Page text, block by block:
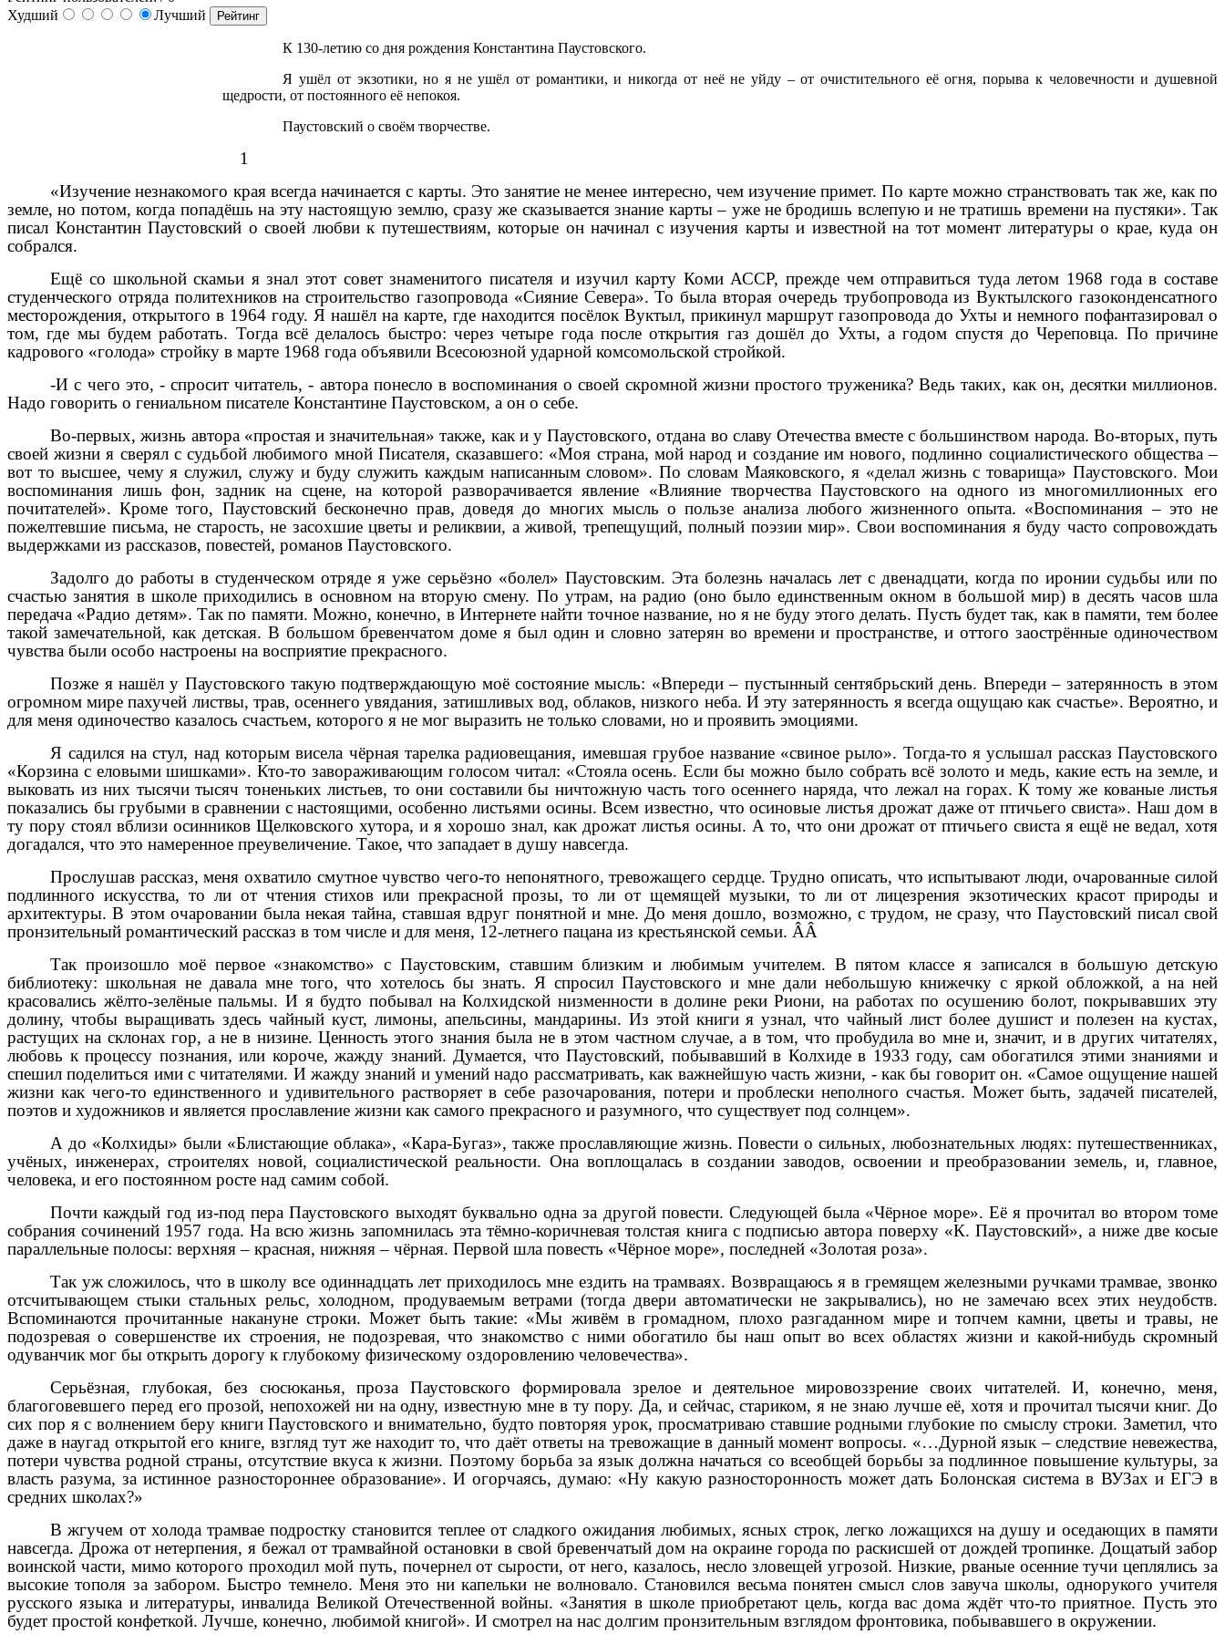
Худший
Лучший
К 130-летию со дня рождения Константина Паустовского.
Я ушёл от экзотики, но я не ушёл от романтики, и никогда от неё не уйду – от очистительного её огня, порыва к человечности и душевной
щедрости, от постоянного её непокоя.
Паустовский о своём творчестве.
1
«Изучение незнакомого края всегда начинается с карты. Это занятие не менее интересно, чем изучение примет. По карте можно странствовать так же, как по
земле, но потом, когда попадёшь на эту настоящую землю, сразу же сказывается знание карты – уже не бродишь вслепую и не тратишь времени на пустяки». Так
писал Константин Паустовский о своей любви к путешествиям, которые он начинал с изучения карты и известной на тот момент литературы о крае, куда он
собрался.
Ещё со школьной скамьи я знал этот совет знаменитого писателя и изучил карту Коми АССР, прежде чем отправиться туда летом 1968 года в составе
студенческого отряда политехников на строительство газопровода «Сияние Севера». То была вторая очередь трубопровода из Вуктылского газоконденсатного
месторождения, открытого в 1964 году. Я нашёл на карте, где находится посёлок Вуктыл, прикинул маршрут газопровода до Ухты и немного пофантазировал о
том, где мы будем работать. Тогда всё делалось быстро: через четыре года после открытия газ дошёл до Ухты, а годом спустя до Череповца. По причине
кадрового «голода» стройку в марте 1968 года объявили Всесоюзной ударной комсомольской стройкой.
-И с чего это, - спросит читатель, - автора понесло в воспоминания о своей скромной жизни простого труженика? Ведь таких, как он, десятки миллионов.
Надо говорить о гениальном писателе Константине Паустовском, а он о себе.
Во-первых, жизнь автора «простая и значительная» также, как и у Паустовского, отдана во славу Отечества вместе с большинством народа. Во-вторых, путь
своей жизни я сверял с судьбой любимого мной Писателя, сказавшего: «Моя страна, мой народ и создание им нового, подлинно социалистического общества –
вот то высшее, чему я служил, служу и буду служить каждым написанным словом». По словам Маяковского, я «делал жизнь с товарища» Паустовского. Мои
воспоминания лишь фон, задник на сцене, на которой разворачивается явление «Влияние творчества Паустовского на одного из многомиллионных его
почитателей». Кроме того, Паустовский бесконечно прав, доведя до многих мысль о пользе анализа любого жизненного опыта. «Воспоминания – это не
пожелтевшие письма, не старость, не засохшие цветы и реликвии, а живой, трепещущий, полный поэзии мир». Свои воспоминания я буду часто сопровождать
выдержками из рассказов, повестей, романов Паустовского.
Задолго до работы в студенческом отряде я уже серьёзно «болел» Паустовским. Эта болезнь началась лет с двенадцати, когда по иронии судьбы или по
счастью занятия в школе приходились в основном на вторую смену. По утрам, на радио (оно было единственным окном в большой мир) в десять часов шла
передача «Радио детям». Так по памяти. Можно, конечно, в Интернете найти точное название, но я не буду этого делать. Пусть будет так, как в памяти, тем более
такой замечательной, как детская. В большом бревенчатом доме я был один и словно затерян во времени и пространстве, и оттого заострённые одиночеством
чувства были особо настроены на восприятие прекрасного.
Позже я нашёл у Паустовского такую подтверждающую моё состояние мысль: «Впереди – пустынный сентябрьский день. Впереди – затерянность в этом
огромном мире пахучей листвы, трав, осеннего увядания, затишливых вод, облаков, низкого неба. И эту затерянность я всегда ощущаю как счастье». Вероятно, и
для меня одиночество казалось счастьем, которого я не мог выразить не только словами, но и проявить эмоциями.
Я садился на стул, над которым висела чёрная тарелка радиовещания, имевшая грубое название «свиное рыло». Тогда-то я услышал рассказ Паустовского
«Корзина с еловыми шишками». Кто-то завораживающим голосом читал: «Стояла осень. Если бы можно было собрать всё золото и медь, какие есть на земле, и
выковать из них тысячи тысяч тоненьких листьев, то они составили бы ничтожную часть того осеннего наряда, что лежал на горах. К тому же кованые листья
показались бы грубыми в сравнении с настоящими, особенно листьями осины. Всем известно, что осиновые листья дрожат даже от птичьего свиста». Наш дом в
ту пору стоял вблизи осинников Щелковского хутора, и я хорошо знал, как дрожат листья осины. А то, что они дрожат от птичьего свиста я ещё не ведал, хотя
догадался, что это намеренное преувеличение. Такое, что западает в душу навсегда.
Прослушав рассказ, меня охватило смутное чувство чего-то непонятного, тревожащего сердце. Трудно описать, что испытывают люди, очарованные силой
подлинного искусства, то ли от чтения стихов или прекрасной прозы, то ли от щемящей музыки, то ли от лицезрения экзотических красот природы и
архитектуры. В этом очаровании была некая тайна, ставшая вдруг понятной и мне. До меня дошло, возможно, с трудом, не сразу, что Паустовский писал свой
пронзительный романтический рассказ в том числе и для меня, 12-летнего пацана из крестьянской семьи. ÂÂ
Так произошло моё первое «знакомство» с Паустовским, ставшим близким и любимым учителем. В пятом классе я записался в большую детскую
библиотеку: школьная не давала мне того, что хотелось бы знать. Я спросил Паустовского и мне дали небольшую книжечку с яркой обложкой, а на ней
красовались жёлто-зелёные пальмы. И я будто побывал на Колхидской низменности в долине реки Риони, на работах по осушению болот, покрывавших эту
долину, чтобы выращивать здесь чайный куст, лимоны, апельсины, мандарины. Из этой книги я узнал, что чайный лист более душист и полезен на кустах,
растущих на склонах гор, а не в низине. Ценность этого знания была не в этом частном случае, а в том, что пробудила во мне и, значит, и в других читателях,
любовь к процессу познания, или короче, жажду знаний. Думается, что Паустовский, побывавший в Колхиде в 1933 году, сам обогатился этими знаниями и
спешил поделиться ими с читателями. И жажду знаний и умений надо рассматривать, как важнейшую часть жизни, - как бы говорит он. «Самое ощущение нашей
жизни как чего-то единственного и удивительного растворяет в себе разочарования, потери и проблески неполного счастья. Может быть, задачей писателей,
поэтов и художников и является прославление жизни как самого прекрасного и разумного, что существует под солнцем».
А до «Колхиды» были «Блистающие облака», «Кара-Бугаз», также прославляющие жизнь. Повести о сильных, любознательных людях: путешественниках,
учёных, инженерах, строителях новой, социалистической реальности. Она воплощалась в создании заводов, освоении и преобразовании земель, и, главное,
человека, и его постоянном росте над самим собой.
Почти каждый год из-под пера Паустовского выходят буквально одна за другой повести. Следующей была «Чёрное море». Её я прочитал во втором томе
собрания сочинений 1957 года. На всю жизнь запомнилась эта тёмно-коричневая толстая книга с подписью автора поверху «К. Паустовский», а ниже две косые
параллельные полосы: верхняя – красная, нижняя – чёрная. Первой шла повесть «Чёрное море», последней «Золотая роза».
Так уж сложилось, что в школу все одиннадцать лет приходилось мне ездить на трамваях. Возвращаюсь я в гремящем железными ручками трамвае, звонко
отсчитывающем стыки стальных рельс, холодном, продуваемым ветрами (тогда двери автоматически не закрывались), но не замечаю всех этих неудобств.
Вспоминаются прочитанные накануне строки. Может быть такие: «Мы живём в громадном, плохо разгаданном мире и топчем камни, цветы и травы, не
подозревая о совершенстве их строения, не подозревая, что знакомство с ними обогатило бы наш опыт во всех областях жизни и какой-нибудь скромный
одуванчик мог бы открыть дорогу к глубокому физическому оздоровлению человечества».
Серьёзная, глубокая, без сюсюканья, проза Паустовского формировала зрелое и деятельное мировоззрение своих читателей. И, конечно, меня,
благоговевшего перед его прозой, непохожей ни на одну, известную мне в ту пору. Да, и сейчас, стариком, я не знаю лучше её, хотя и прочитал тысячи книг. До
сих пор я с волнением беру книги Паустовского и внимательно, будто повторяя урок, просматриваю ставшие родными глубокие по смыслу строки. Заметил, что
даже в наугад открытой его книге, взгляд тут же находит то, что даёт ответы на тревожащие в данный момент вопросы. «…Дурной язык – следствие невежества,
потери чувства родной страны, отсутствие вкуса к жизни. Поэтому борьба за язык должна начаться со всеобщей борьбы за подлинное повышение культуры, за
власть разума, за истинное разностороннее образование». И огорчаясь, думаю: «Ну какую разносторонность может дать Болонская система в ВУЗах и ЕГЭ в
средних школах?»
В жгучем от холода трамвае подростку становится теплее от сладкого ожидания любимых, ясных строк, легко ложащихся на душу и оседающих в памяти
навсегда. Дрожа от нетерпения, я бежал от трамвайной остановки в свой бревенчатый дом на окраине города по раскисшей от дождей тропинке. Дощатый забор
воинской части, мимо которого проходил мой путь, почернел от сырости, от него, казалось, несло зловещей угрозой. Низкие, рваные осенние тучи цеплялись за
высокие тополя за забором. Быстро темнело. Меня это ни капельки не волновало. Становился весьма понятен смысл слов завуча школы, однорукого учителя
русского языка и литературы, инвалида Великой Отечественной войны. «Занятия в школе приобретают цель, когда вас дома ждёт что-то приятное. Пусть это
будет простой конфеткой. Лучше, конечно, любимой книгой». И смотрел на нас долгим пронзительным взглядом фронтовика, побывавшего в окружении.